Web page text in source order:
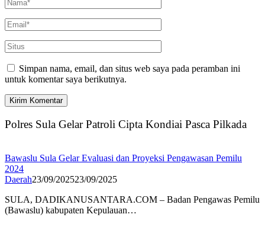
Simpan nama, email, dan situs web saya pada peramban ini
untuk komentar saya berikutnya.
Polres Sula Gelar Patroli Cipta Kondiai Pasca Pilkada
Bawaslu Sula Gelar Evaluasi dan Proyeksi Pengawasan Pemilu
2024
Daerah23/09/202523/09/2025
SULA, DADIKANUSANTARA.COM – Badan Pengawas Pemilu
(Bawaslu) kabupaten Kepulauan…